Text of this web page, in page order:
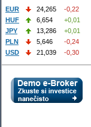
EUR 24,265
-0,22
HUF
6,654
+0,01
JPY
13,286
+0,01
PLN
5,646
-0,24
USD
21,039 -0,30